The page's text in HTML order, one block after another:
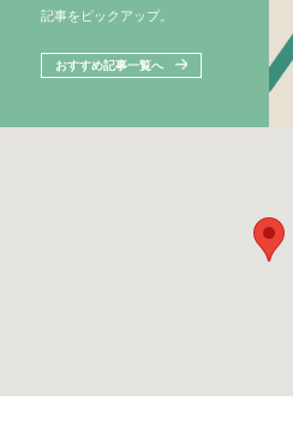
記事をピックアップ。
おすすめ記事一覧へ